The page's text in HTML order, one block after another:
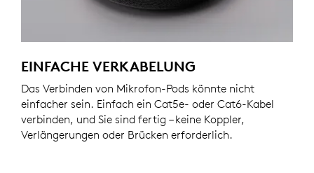
EINFACHE VERKABELUNG
Das Verbinden von Mikrofon-Pods könnte nicht
einfacher sein. Einfach ein Cat5e- oder Cat6-Kabel
verbinden, und Sie sind fertig – keine Koppler,
Verlängerungen oder Brücken erforderlich.